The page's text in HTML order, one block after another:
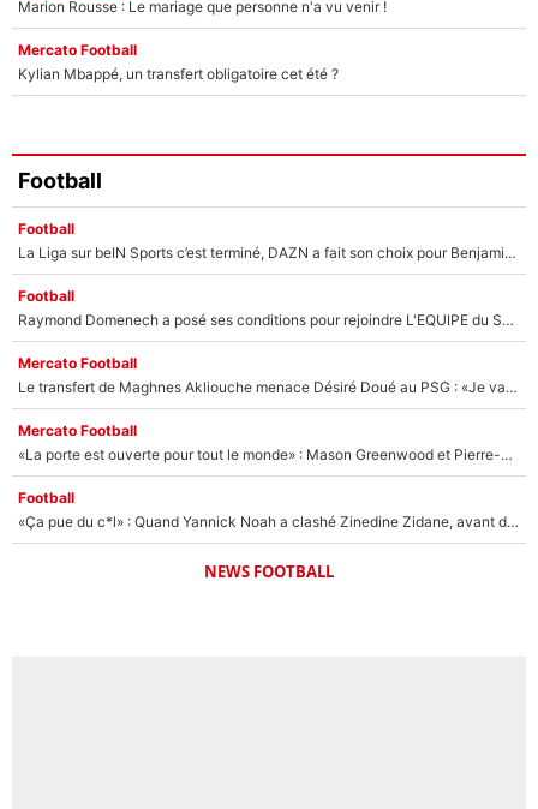
Marion Rousse : Le mariage que personne n'a vu venir !
Mercato Football
Kylian Mbappé, un transfert obligatoire cet été ?
Football
Football
La Liga sur beIN Sports c’est terminé, DAZN a fait son choix pour Benjamin Da Silva et Omar Da Fonseca !
Football
Raymond Domenech a posé ses conditions pour rejoindre L'EQUIPE du Soir : Il refuse de faire l'émission avec un autre chroniqueur !
Mercato Football
Le transfert de Maghnes Akliouche menace Désiré Doué au PSG : «Je valide à 200%»
Mercato Football
«La porte est ouverte pour tout le monde» : Mason Greenwood et Pierre-Emerick Aubameyang ont quitté l'OM, Amine Gouiri balance sur la suite du mercato et sur la réaction du vestiaire !
Football
«Ça pue du c*l» : Quand Yannick Noah a clashé Zinedine Zidane, avant de se faire recadrer par le nouveau sélectionneur de l'équipe de France !
NEWS FOOTBALL